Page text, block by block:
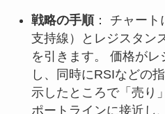
戦略の手順： チャート
支持線）とレジスタン
を引きます。 価格が
し、同時にRSIなどの
示したところで「売り
ポートラインに接近し